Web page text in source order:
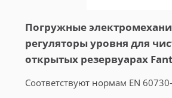
Погружные
регуляторы уровня для
открытых резервуарах
Соответствуют нормам EN